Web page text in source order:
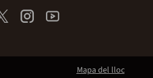
Mapa del lloc